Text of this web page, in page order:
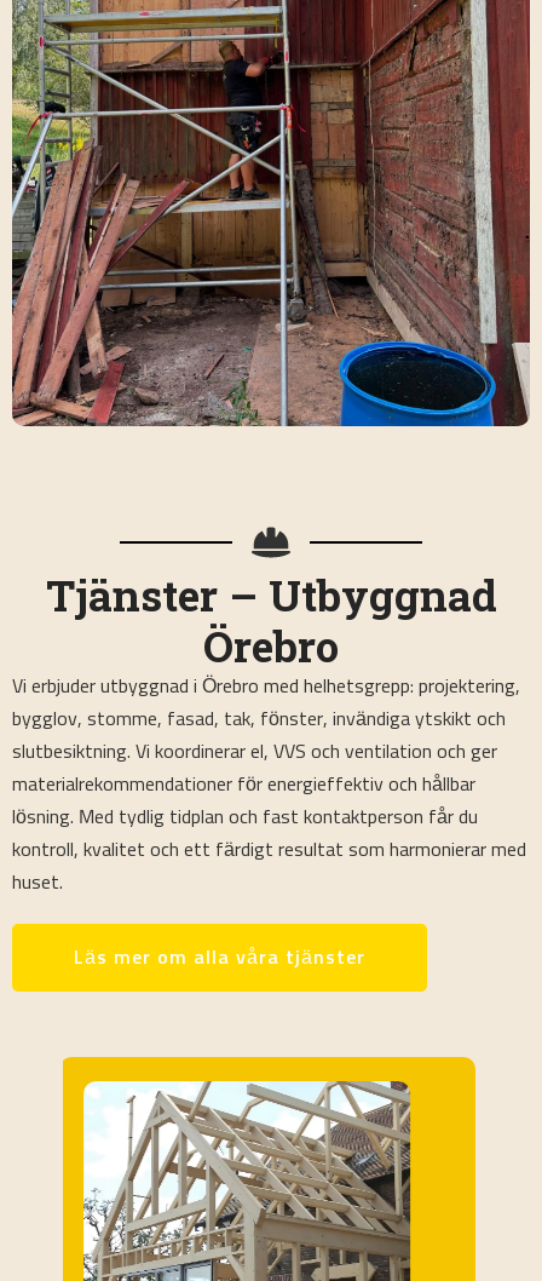
Tjänster – Utbyggnad
Örebro
Vi erbjuder utbyggnad i Örebro med helhetsgrepp: projektering,
bygglov, stomme, fasad, tak, fönster, invändiga ytskikt och
slutbesiktning. Vi koordinerar el, VVS och ventilation och ger
materialrekommendationer för energieffektiv och hållbar
lösning. Med tydlig tidplan och fast kontaktperson får du
kontroll, kvalitet och ett färdigt resultat som harmonierar med
huset.
Läs mer om alla våra tjänster